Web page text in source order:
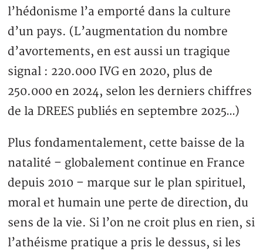
l’hédonisme l’a emporté dans la culture
d’un pays. (L’augmentation du nombre
d’avortements, en est aussi un tragique
signal : 220.000 IVG en 2020, plus de
250.000 en 2024, selon les derniers chiffres
de la DREES publiés en septembre 2025…)
Plus fondamentalement, cette baisse de la
natalité – globalement continue en France
depuis 2010 – marque sur le plan spirituel,
moral et humain une perte de direction, du
sens de la vie. Si l’on ne croit plus en rien, si
l’athéisme pratique a pris le dessus, si les